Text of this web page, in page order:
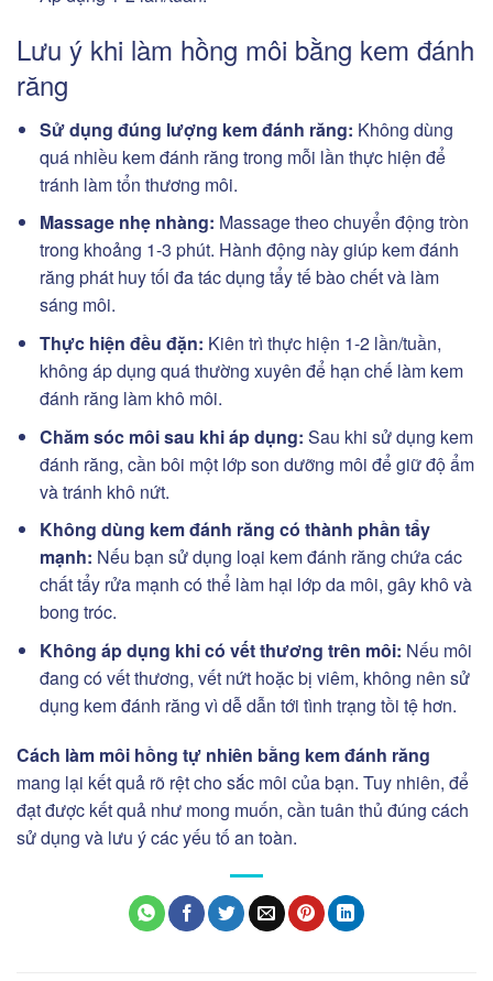
Lưu ý khi làm hồng môi bằng kem đánh
răng
Sử dụng đúng lượng kem đánh răng: Không dùng
quá nhiều kem đánh răng trong mỗi lần thực hiện để
tránh làm tổn thương môi.
Massage nhẹ nhàng: Massage theo chuyển động tròn
trong khoảng 1-3 phút. Hành động này giúp kem đánh
răng phát huy tối đa tác dụng tẩy tế bào chết và làm
sáng môi.
Thực hiện đều đặn: Kiên trì thực hiện 1-2 lần/tuần,
không áp dụng quá thường xuyên để hạn chế làm kem
đánh răng làm khô môi.
Chăm sóc môi sau khi áp dụng: Sau khi sử dụng kem
đánh răng, cần bôi một lớp son dưỡng môi để giữ độ ẩm
và tránh khô nứt.
Không dùng kem đánh răng có thành phần tẩy
mạnh: Nếu bạn sử dụng loại kem đánh răng chứa các
chất tẩy rửa mạnh có thể làm hại lớp da môi, gây khô và
bong tróc.
Không áp dụng khi có vết thương trên môi: Nếu môi
đang có vết thương, vết nứt hoặc bị viêm, không nên sử
dụng kem đánh răng vì dễ dẫn tới tình trạng tồi tệ hơn.
Cách làm môi hồng tự nhiên bằng kem đánh răng
mang lại kết quả rõ rệt cho sắc môi của bạn. Tuy nhiên, để
đạt được kết quả như mong muốn, cần tuân thủ đúng cách
sử dụng và lưu ý các yếu tố an toàn.